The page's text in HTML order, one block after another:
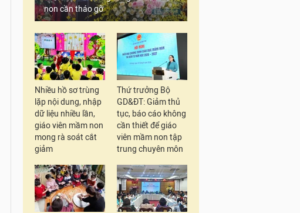
non cần tháo gỡ
Nhiều hồ sơ trùng
lặp nội dung, nhập
dữ liệu nhiều lần,
giáo viên mầm non
mong rà soát cắt
giảm
Thứ trưởng Bộ
GD&ĐT: Giảm thủ
tục, báo cáo không
cần thiết để giáo
viên mầm non tập
trung chuyên môn